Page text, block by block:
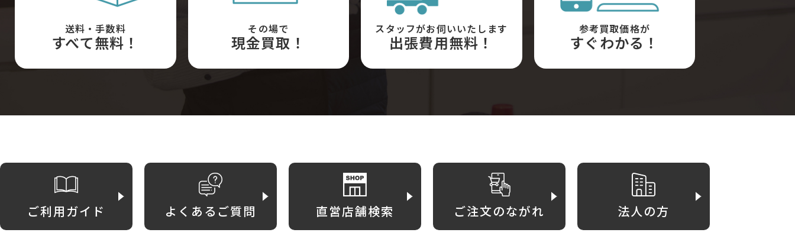
送料・手数料
すべて無料！
その場で
現金買取！
スタッフがお伺いいたします
出張費用無料！
参考買取価格が
すぐわかる！
ご利用ガイド よくあるご質問 直営店舗検索 ご注文のながれ 法人の方